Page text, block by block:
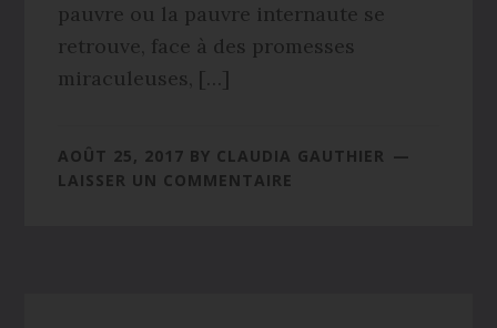
pauvre ou la pauvre internaute se
retrouve, face à des promesses
miraculeuses, […]
AOÛT 25, 2017 BY CLAUDIA GAUTHIER
LAISSER UN COMMENTAIRE